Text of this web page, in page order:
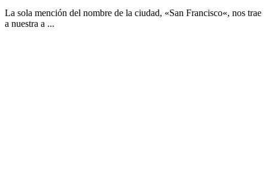
La sola mención del nombre de la ciudad, «San Francisco«, nos trae
a nuestra a ...